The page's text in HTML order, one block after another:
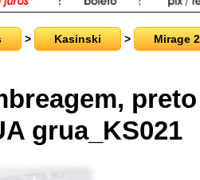
> Kasinski > Mirage
grua_KS021